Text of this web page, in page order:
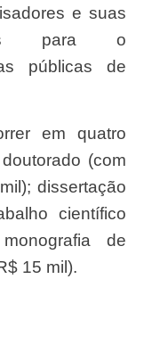
e suas
para o
públicas de
(com
dissertação
científico
de
15 mil).